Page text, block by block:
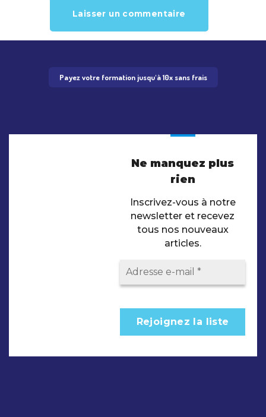
Payez votre formation jusqu'à 10x sans frais
Ne manquez plus
rien
Inscrivez-vous à notre
newsletter et recevez
tous nos nouveaux
articles.